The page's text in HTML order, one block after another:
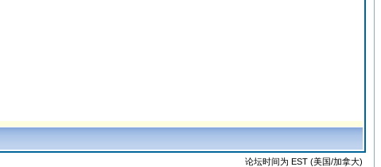
论坛时间为 EST (美国/加拿大)